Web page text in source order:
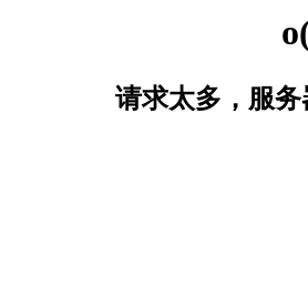
请求太多，服